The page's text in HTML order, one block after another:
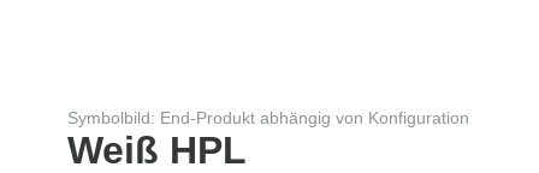
Symbolbild: End-Produkt abhängig von Konfiguration
Weiß HPL